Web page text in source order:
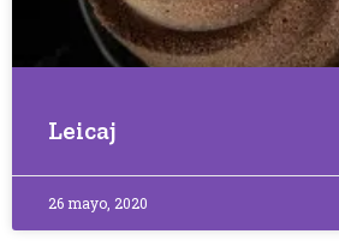
Leicaj
26 mayo, 2020